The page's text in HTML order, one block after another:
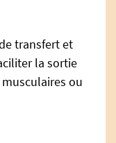
transfert et
la sortie
ou